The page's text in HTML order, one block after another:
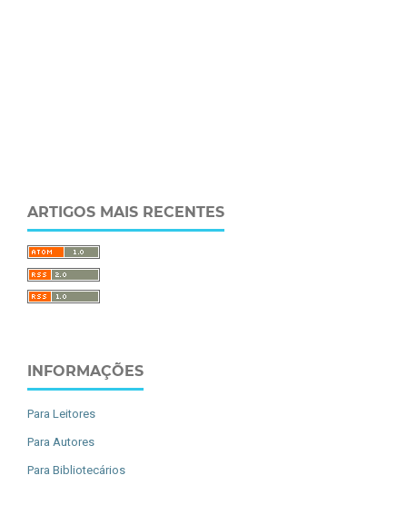
ARTIGOS MAIS RECENTES
INFORMAÇÕES
Para Leitores
Para Autores
Para Bibliotecários